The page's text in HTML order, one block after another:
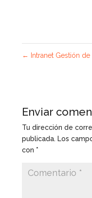
← Intranet Gestión de
Enviar
Tu dirección de
publicada. Los
con *